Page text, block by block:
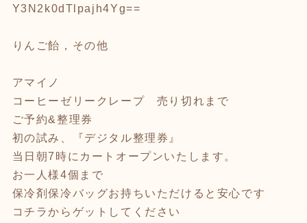
Y3N2k0dTlpajh4Yg==
りんご飴，その他
アマイノ
コーヒーゼリークレープ 売り切れまで
ご予約&整理券
初の試み、『デジタル整理券』
当日朝7時にカートオープンいたします。
お一人様4個まで
保冷剤保冷バッグお持ちいただけると安心です
コチラからゲットしてください